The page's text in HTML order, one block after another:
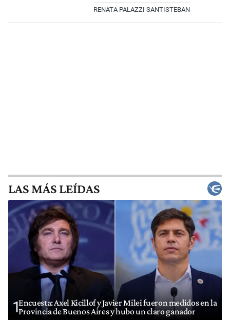
RENATA PALAZZI SANTISTEBAN
LAS MÁS LEÍDAS
1Encuesta: Axel Kicillof y Javier Milei fueron medidos en la
Provincia de Buenos Aires y hubo un claro ganador